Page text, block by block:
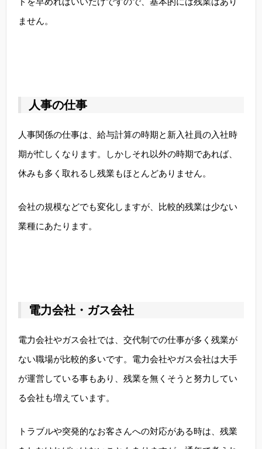
ません。
人事の仕事
人事関係の仕事は、給与計算の時期と新入社員の入社時
期が忙しくなります。しかしそれ以外の時期であれば、
休みも多く取れるし残業もほとんどありません。
会社の規模などでも変化しますが、比較的残業は少ない
業種にあたります。
電力会社・ガス会社
電力会社やガス会社では、交代制での仕事が多く残業が
ない職場が比較的多いです。電力会社やガス会社は大手
が運営している事もあり、残業を無くそうと努力してい
る会社も増えています。
トラブルや突発的なお客さんへの対応がある時は、残業